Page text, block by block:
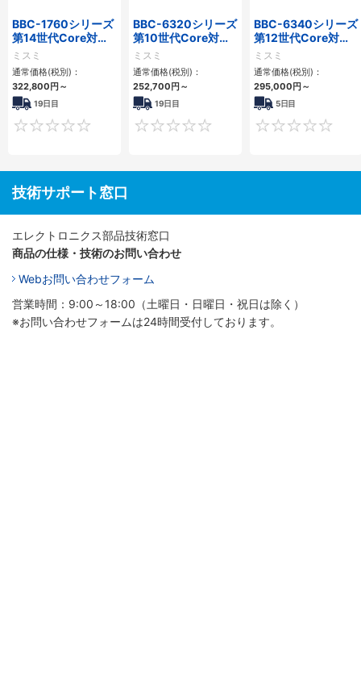
BBC-1760シリーズ
第14世代Core対応
小型フロアマウント
3PCIe
ミスミ
通常価格(税別)：
322,800円～
19日目
0
BBC-6320シリーズ
第10世代Core対応
小型フロアマウント
FAPC 2PCI・2PCIe
ミスミ
通常価格(税別)：
252,700円～
19日目
0
BBC-6340シリーズ
第12世代Core対応
小型フロアマウント
PC2PCI/2PCIe
ミスミ
通常価格(税別)：
295,000円～
5日目
技術サポート窓口
エレクトロニクス部品技術窓口
商品の仕様・技術のお問い合わせ
Webお問い合わせフォーム
営業時間：9:00～18:00（土曜日・日曜日・祝日は除く）
※お問い合わせフォームは24時間受付しております。